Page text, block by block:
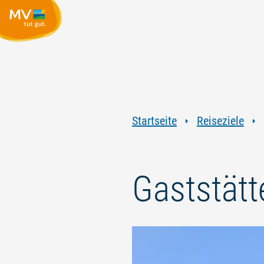
Startseite Reiseziele